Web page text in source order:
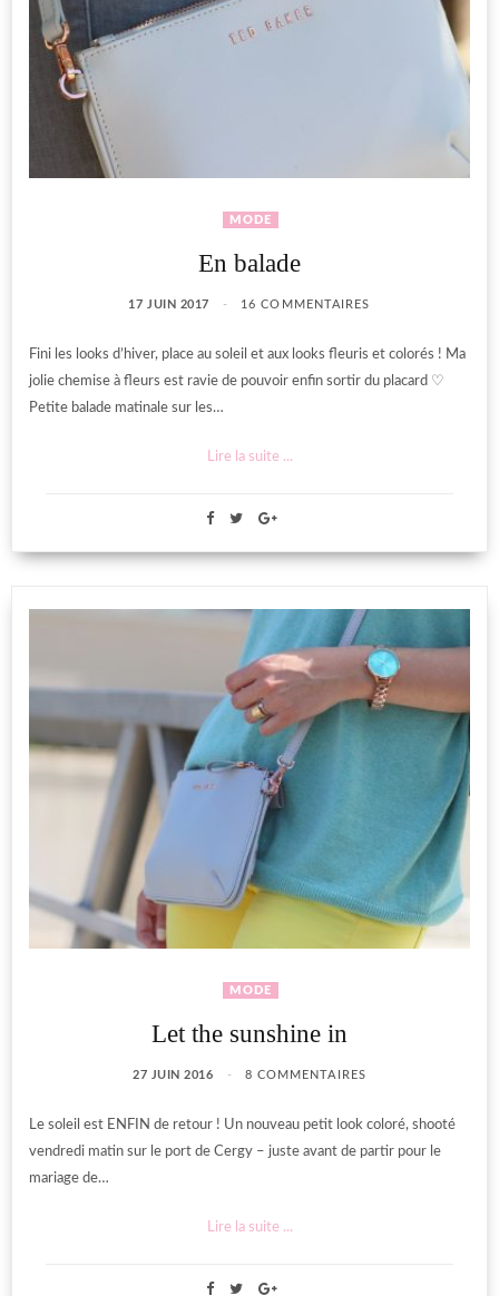
MODE
En balade
17 JUIN 2017 16 COMMENTAIRES
Fini les looks d’hiver, place au soleil et aux looks fleuris et colorés ! Ma
jolie chemise à fleurs est ravie de pouvoir enfin sortir du placard ♡
Petite balade matinale sur les…
Lire la suite ...
MODE
Let the sunshine in
27 JUIN 2016 8 COMMENTAIRES
Le soleil est ENFIN de retour ! Un nouveau petit look coloré, shooté
vendredi matin sur le port de Cergy – juste avant de partir pour le
mariage de…
Lire la suite ...